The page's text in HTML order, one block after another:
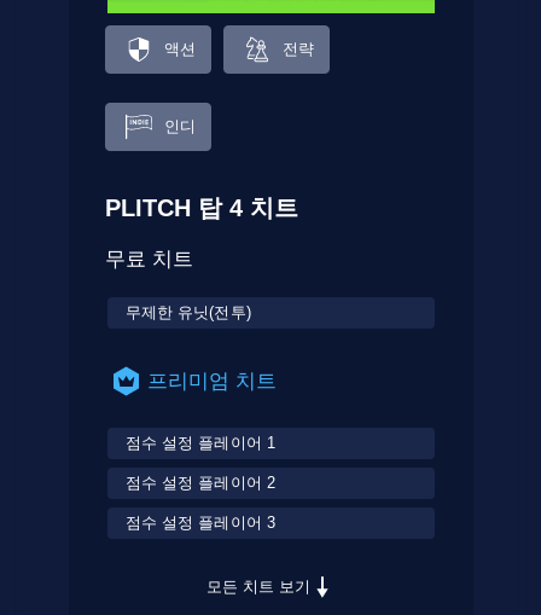
액션 전략
인디
PLITCH 탑 4 치트
무료 치트
무제한 유닛(전투)
프리미엄 치트
점수 설정 플레이어 1
점수 설정 플레이어 2
점수 설정 플레이어 3
모든 치트 보기